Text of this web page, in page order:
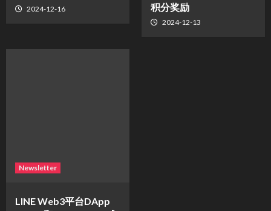
2024-12-16
积分奖励
2024-12-13
Newsletter
LINE Web3平台DApp